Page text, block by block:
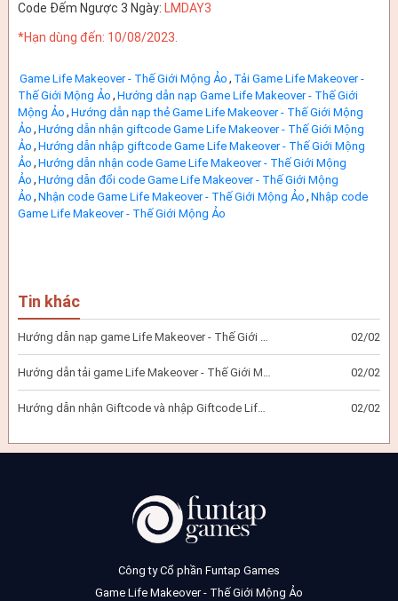
Code Đếm Ngược 3 Ngày: LMDAY3
*Hạn dùng đến: 10/08/2023.
Game Life Makeover - Thế Giới Mộng Ảo , Tải Game Life Makeover -
Thế Giới Mộng Ảo , Hướng dẫn nạp Game Life Makeover - Thế Giới
Mộng Ảo , Hướng dẫn nạp thẻ Game Life Makeover - Thế Giới Mộng
Ảo , Hướng dẫn nhận giftcode Game Life Makeover - Thế Giới Mộng
Ảo , Hướng dẫn nhập giftcode Game Life Makeover - Thế Giới Mộng
Ảo , Hướng dẫn nhận code Game Life Makeover - Thế Giới Mộng
Ảo , Hướng dẫn đổi code Game Life Makeover - Thế Giới Mộng
Ảo , Nhận code Game Life Makeover - Thế Giới Mộng Ảo , Nhập code
Game Life Makeover - Thế Giới Mộng Ảo
Tin khác
Hướng dẫn nạp game Life Makeover - Thế Giới Mộng Ảo 02/02
Hướng dẫn tải game Life Makeover - Thế Giới Mộng Ảo 02/02
Hướng dẫn nhận Giftcode và nhập Giftcode Life Makeover - Thế Giới Mộng Ảo 02/02
Công ty Cổ phần Funtap Games
Game Life Makeover - Thế Giới Mộng Ảo